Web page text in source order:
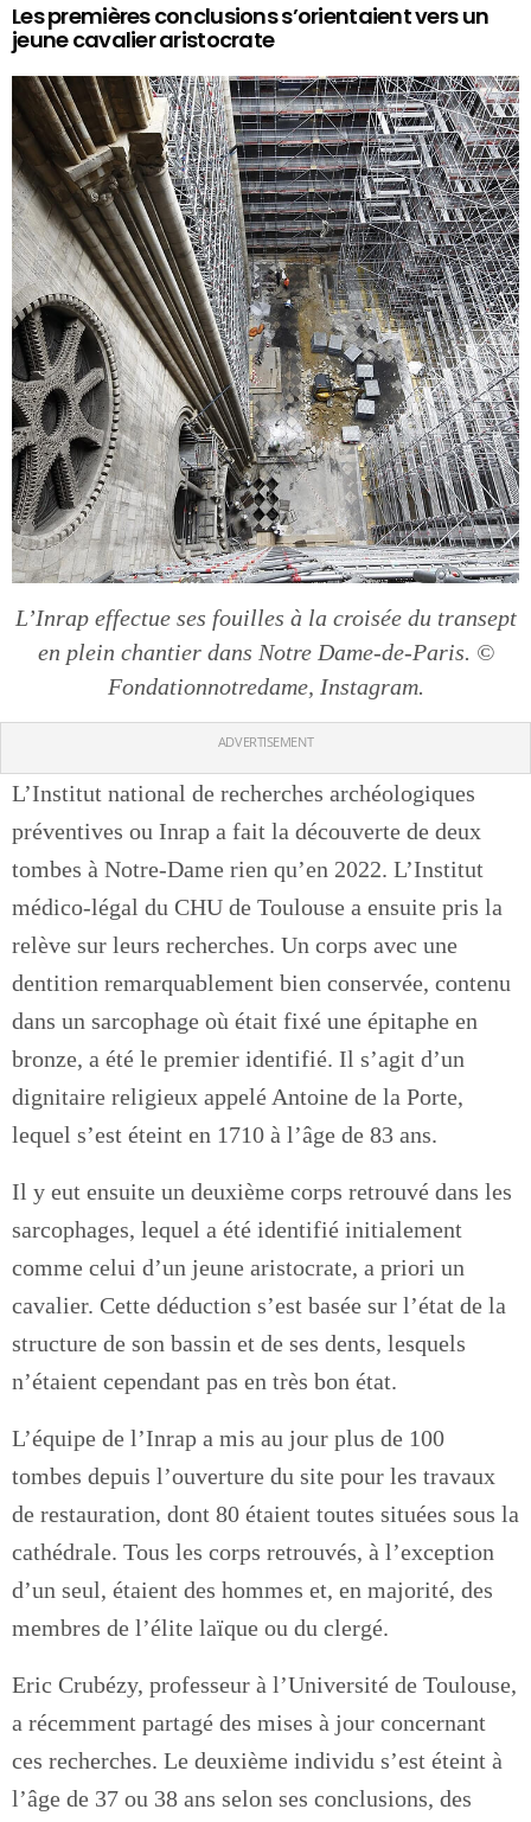
Les premières conclusions s’orientaient vers un
jeune cavalier aristocrate
L’Inrap effectue ses fouilles à la croisée du transept
en plein chantier dans Notre Dame-de-Paris. ©
Fondationnotredame, Instagram.
ADVERTISEMENT
L’Institut national de recherches archéologiques
préventives ou Inrap a fait la découverte de deux
tombes à Notre-Dame rien qu’en 2022. L’Institut
médico-légal du CHU de Toulouse a ensuite pris la
relève sur leurs recherches. Un corps avec une
dentition remarquablement bien conservée, contenu
dans un sarcophage où était fixé une épitaphe en
bronze, a été le premier identifié. Il s’agit d’un
dignitaire religieux appelé Antoine de la Porte,
lequel s’est éteint en 1710 à l’âge de 83 ans.
Il y eut ensuite un deuxième corps retrouvé dans les
sarcophages, lequel a été identifié initialement
comme celui d’un jeune aristocrate, a priori un
cavalier. Cette déduction s’est basée sur l’état de la
structure de son bassin et de ses dents, lesquels
n’étaient cependant pas en très bon état.
L’équipe de l’Inrap a mis au jour plus de 100
tombes depuis l’ouverture du site pour les travaux
de restauration, dont 80 étaient toutes situées sous la
cathédrale. Tous les corps retrouvés, à l’exception
d’un seul, étaient des hommes et, en majorité, des
membres de l’élite laïque ou du clergé.
Eric Crubézy, professeur à l’Université de Toulouse,
a récemment partagé des mises à jour concernant
ces recherches. Le deuxième individu s’est éteint à
l’âge de 37 ou 38 ans selon ses conclusions, des